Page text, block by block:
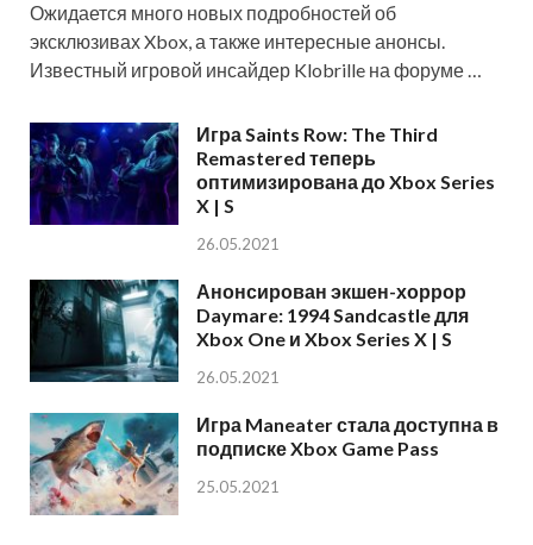
Ожидается много новых подробностей об
эксклюзивах Xbox, а также интересные анонсы.
Известный игровой инсайдер Klobrille на форуме …
Игра Saints Row: The Third
Remastered теперь
оптимизирована до Xbox Series
X | S
26.05.2021
Анонсирован экшен-хоррор
Daymare: 1994 Sandcastle для
Xbox One и Xbox Series X | S
26.05.2021
Игра Maneater стала доступна в
подписке Xbox Game Pass
25.05.2021